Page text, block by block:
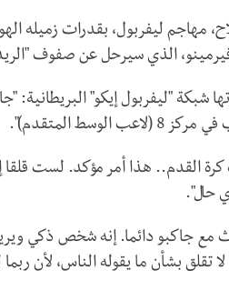
مهاجم ليفربول، بقدرات زميله
فيرمينو، الذي سيرحل عن صفوف
شبكة "ليفربول إيكو" البريطانية:
المتقدم)".
القدم.. هذا أمر مؤكد. لست قلقا
حال".
جاكبو دائما. إنه شخص ذكي ويريد
تقلق بشأن ما يقوله الناس، لأن